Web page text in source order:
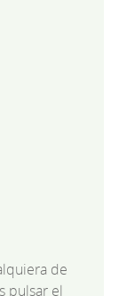
de
pulsar el